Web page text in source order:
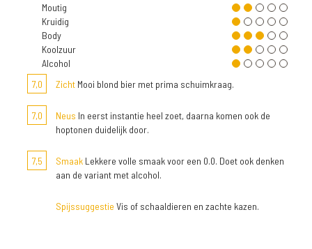
Moutig
Kruidig
Body
Koolzuur
Alcohol
7,0
Zicht Mooi blond bier met prima schuimkraag.
7,0 Neus In eerst instantie heel zoet, daarna komen ook de
hoptonen duidelijk door.
7,5 Smaak Lekkere volle smaak voor een 0.0. Doet ook denken
aan de variant met alcohol.
Spijssuggestie Vis of schaaldieren en zachte kazen.